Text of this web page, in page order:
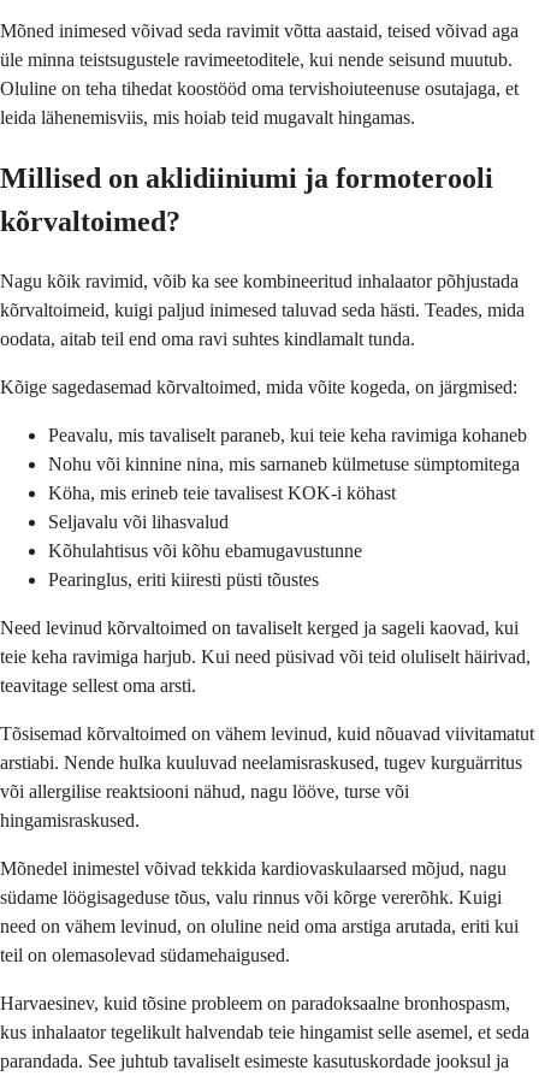
Mõned inimesed võivad seda ravimit võtta aastaid, teised võivad aga
üle minna teistsugustele ravimeetoditele, kui nende seisund muutub.
Oluline on teha tihedat koostööd oma tervishoiuteenuse osutajaga, et
leida lähenemisviis, mis hoiab teid mugavalt hingamas.
Millised on aklidiiniumi ja formoterooli
kõrvaltoimed?
Nagu kõik ravimid, võib ka see kombineeritud inhalaator põhjustada
kõrvaltoimeid, kuigi paljud inimesed taluvad seda hästi. Teades, mida
oodata, aitab teil end oma ravi suhtes kindlamalt tunda.
Kõige sagedasemad kõrvaltoimed, mida võite kogeda, on järgmised:
Peavalu, mis tavaliselt paraneb, kui teie keha ravimiga kohaneb
Nohu või kinnine nina, mis sarnaneb külmetuse sümptomitega
Köha, mis erineb teie tavalisest KOK-i köhast
Seljavalu või lihasvalud
Kõhulahtisus või kõhu ebamugavustunne
Pearinglus, eriti kiiresti püsti tõustes
Need levinud kõrvaltoimed on tavaliselt kerged ja sageli kaovad, kui
teie keha ravimiga harjub. Kui need püsivad või teid oluliselt häirivad,
teavitage sellest oma arsti.
Tõsisemad kõrvaltoimed on vähem levinud, kuid nõuavad viivitamatut
arstiabi. Nende hulka kuuluvad neelamisraskused, tugev kurguärritus
või allergilise reaktsiooni nähud, nagu lööve, turse või
hingamisraskused.
Mõnedel inimestel võivad tekkida kardiovaskulaarsed mõjud, nagu
südame löögisageduse tõus, valu rinnus või kõrge vererõhk. Kuigi
need on vähem levinud, on oluline neid oma arstiga arutada, eriti kui
teil on olemasolevad südamehaigused.
Harvaesinev, kuid tõsine probleem on paradoksaalne bronhospasm,
kus inhalaator tegelikult halvendab teie hingamist selle asemel, et seda
parandada. See juhtub tavaliselt esimeste kasutuskordade jooksul ja